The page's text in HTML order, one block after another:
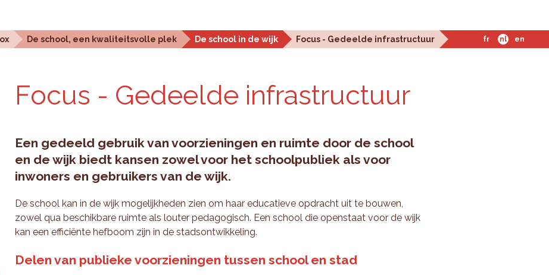
De school, een kwaliteitsvolle plek De school in de wijk Focus - Gedeelde infrastructuur fr nl en
Focus - Ge­deel­de in­fra­struc­tuur
Een gedeeld gebruik van voorzieningen en ruimte door de school
en de wijk biedt kansen zowel voor het schoolpubliek als voor
inwoners en gebruikers van de wijk.
De school kan in de wijk mogelijkheden zien om haar educatieve opdracht uit te bouwen,
zowel qua beschikbare ruimte als louter pedagogisch. Een school die openstaat voor de wijk
kan een efficiënte hefboom zijn in de stadsontwikkeling.
Delen van publieke voorzieningen tussen school en stad